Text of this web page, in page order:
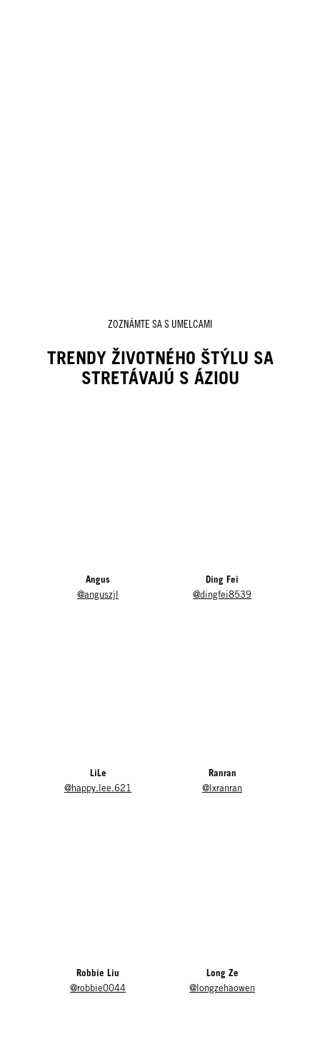
ZOZNÁMTE SA S UMELCAMI
TRENDY ŽIVOTNÉHO ŠTÝLU SA
STRETÁVAJÚ S ÁZIOU
Angus
@anguszjl
Ding Fei
@dingfei8539
LiLe
@happy.lee.621
Ranran
@lxranran
Robbie Liu
@robbie0044
Long Ze
@longzehaowen